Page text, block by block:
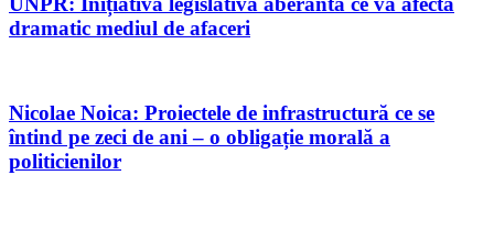
dramatic mediul de afaceri
Nicolae Noica: Proiectele de infrastructură ce se
întind pe zeci de ani – o obligație morală a
politicienilor